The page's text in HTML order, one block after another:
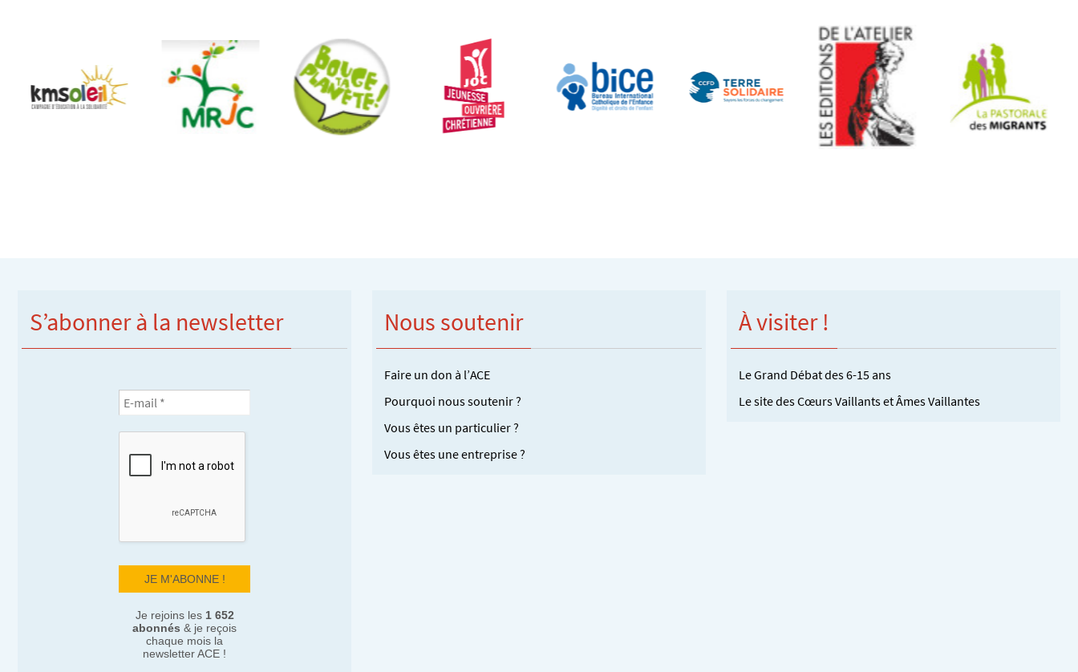
S’abonner à la newsletter
Je rejoins les 1 652
abonnés & je reçois
chaque mois la
newsletter ACE !
Nous soutenir
Faire un don à l’ACE
Pourquoi nous soutenir ?
Vous êtes un particulier ?
Vous êtes une entreprise ?
À visiter !
Le Grand Débat des 6-15 ans
Le site des Cœurs Vaillants et Âmes Vaillantes